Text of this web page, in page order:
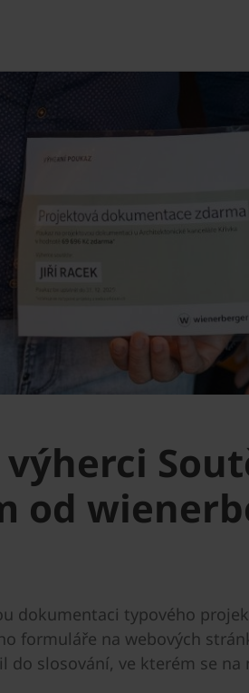
od
dokumentaci typového
formuláře na webových
slosování, ve kterém se